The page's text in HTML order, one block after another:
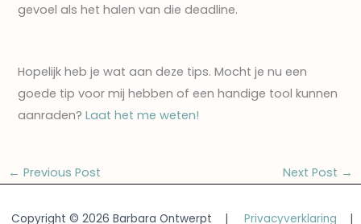
gevoel als het halen van die deadline.
Hopelijk heb je wat aan deze tips. Mocht je nu een
goede tip voor mij hebben of een handige tool kunnen
aanraden? Laat het me weten!
← Previous Post Next Post →
Copyright © 2026 Barbara Ontwerpt | Privacyverklaring